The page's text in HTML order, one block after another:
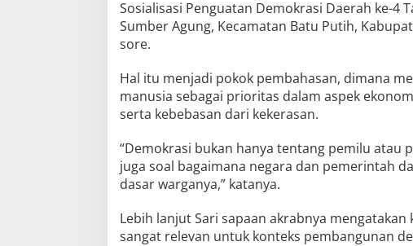
Sosialisasi Penguatan Demokrasi Daerah ke-4
Sumber Agung, Kecamatan Batu Putih,
sore.
Hal itu menjadi pokok pembahasan, dimana
manusia sebagai prioritas dalam aspek
serta kebebasan dari kekerasan.
“Demokrasi bukan hanya tentang pemilu atau
juga soal bagaimana negara dan pemerintah
dasar warganya,” katanya.
Lebih lanjut Sari sapaan akrabnya
sangat relevan untuk konteks pembangunan